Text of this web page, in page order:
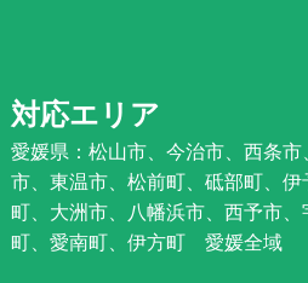
対応エリア
愛媛県：松山市、今治市、西条
市、東温市、松前町、砥部町、
町、大洲市、八幡浜市、西予市
町、愛南町、伊方町 愛媛全域